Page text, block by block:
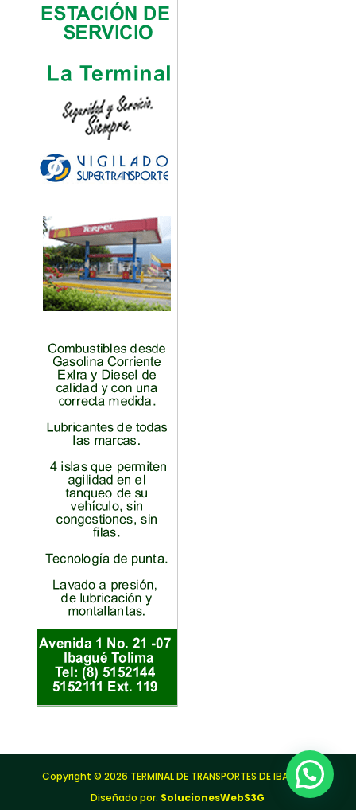
Copyright © 2026 TERMINAL DE TRANSPORTES DE IBAGUÉ |
Diseñado por: SolucionesWebS3G